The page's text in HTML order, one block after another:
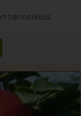
harmonikus.